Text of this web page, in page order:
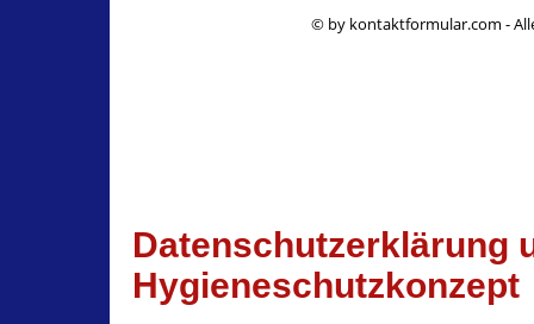
Datenschutzerklärung
Hygieneschutzkonzept